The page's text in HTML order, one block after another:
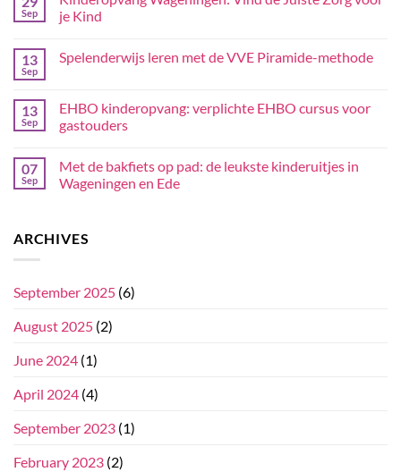
Sep
je Kind
13
Sep
Spelenderwijs leren met de VVE Piramide-methode
13
Sep
EHBO kinderopvang: verplichte EHBO cursus voor
gastouders
07
Sep
Met de bakfiets op pad: de leukste kinderuitjes in
Wageningen en Ede
ARCHIVES
September 2025 (6)
August 2025 (2)
June 2024 (1)
April 2024 (4)
September 2023 (1)
February 2023 (2)